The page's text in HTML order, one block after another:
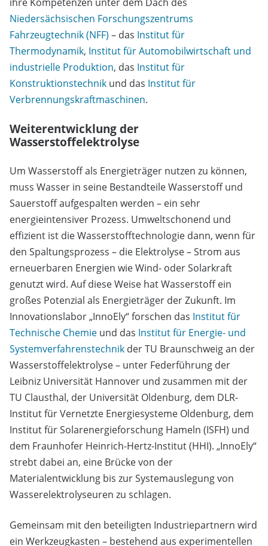
Niedersächsischen Forschungszentrums
Fahrzeugtechnik (NFF) – das Institut für
Thermodynamik, Institut für Automobilwirtschaft und
industrielle Produktion, das Institut für
Konstruktionstechnik und das Institut für
Verbrennungskraftmaschinen.
Weiterentwicklung der
Wasserstoffelektrolyse
Um Wasserstoff als Energieträger nutzen zu können,
muss Wasser in seine Bestandteile Wasserstoff und
Sauerstoff aufgespalten werden – ein sehr
energieintensiver Prozess. Umweltschonend und
effizient ist die Wasserstofftechnologie dann, wenn für
den Spaltungsprozess – die Elektrolyse – Strom aus
erneuerbaren Energien wie Wind- oder Solarkraft
genutzt wird. Auf diese Weise hat Wasserstoff ein
großes Potenzial als Energieträger der Zukunft. Im
Innovationslabor „InnoEly“ forschen das Institut für
Technische Chemie und das Institut für Energie- und
Systemverfahrenstechnik der TU Braunschweig an der
Wasserstoffelektrolyse – unter Federführung der
Leibniz Universität Hannover und zusammen mit der
TU Clausthal, der Universität Oldenburg, dem DLR-
Institut für Vernetzte Energiesysteme Oldenburg, dem
Institut für Solarenergieforschung Hameln (ISFH) und
dem Fraunhofer Heinrich-Hertz-Institut (HHI). „InnoEly“
strebt dabei an, eine Brücke von der
Materialentwicklung bis zur Systemauslegung von
Wasserelektrolyseuren zu schlagen.
Gemeinsam mit den beteiligten Industriepartnern wird
ein Werkzeugkasten – bestehend aus experimentellen